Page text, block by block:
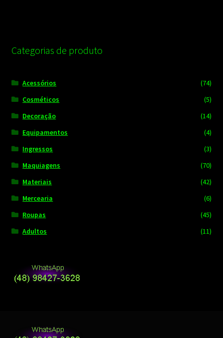
Categorias de produto
Acessórios
(74)
Cosméticos
(5)
Decoração
(14)
Equipamentos
(4)
Ingressos
(3)
Maquiagens
(70)
Materiais
(42)
Mercearia
(6)
Roupas
(45)
Adultos
(11)